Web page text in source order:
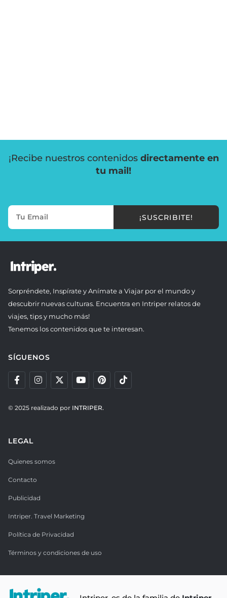
¡Recibe nuestros contenidos directamente en
tu mail!
¡SUSCRIBITE!
Sorpréndete, Inspírate y Anímate a Viajar por el mundo y
descubrir nuevas culturas. Encuentra en Intriper relatos de
viajes, tips y mucho más!
Tenemos los contenidos que te interesan.
SÍGUENOS
© 2025 realizado por INTRIPER.
LEGAL
Quienes somos
Contacto
Publicidad
Intriper. Travel Marketing
Política de Privacidad
Términos y condiciones de uso